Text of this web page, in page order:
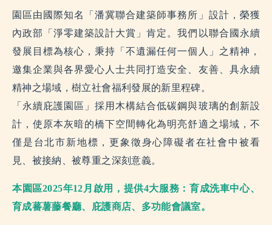
園區由國際知名「潘冀聯合建築師事務所」設計，榮獲
內政部「淨零建築設計大賞」肯定。我們以聯合國永續
發展目標為核心，秉持「不遺漏任何一個人」之精神，
邀集企業與各界愛心人士共同打造安全、友善、具永續
精神之場域，樹立社會福利發展的新里程碑。
「永續庇護園區」採用木構結合低碳鋼與玻璃的創新設
計，使原本灰暗的橋下空間轉化為明亮舒適之場域，不
僅是台北市新地標，更象徵身心障礙者在社會中被看
見、被接納、被尊重之深刻意義。
本園區2025年12月啟用，提供4大服務：育成洗車中心、
育成蕃薯藤餐廳、庇護商店、多功能會議室。